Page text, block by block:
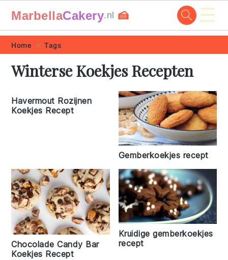
Skip
primary
Skip
main
Skip
primary
Skip
footer
MarbellaCakery.nl 🍰 ☰
Home Tags
Winterse Koekjes Recepten
Havermout Rozijnen
Koekjes Recept
Gemberkoekjes recept
Chocolade Candy Bar
Koekjes Recept
Kruidige gemberkoekjes
recept